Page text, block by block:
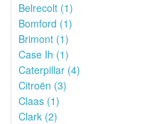
Belrecolt (1)
Bomford (1)
Brimont (1)
Case Ih (1)
Caterpillar (4)
Citroën (3)
Claas (1)
Clark (2)